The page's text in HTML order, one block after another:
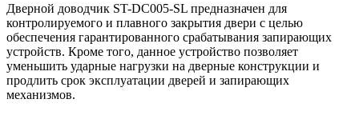
Дверной доводчик ST-DC005-SL предназначен для
контролируемого и плавного закрытия двери с целью
обеспечения гарантированного срабатывания запирающих
устройств. Кроме того, данное устройство позволяет
уменьшить ударные нагрузки на дверные конструкции и
продлить срок эксплуатации дверей и запирающих
механизмов.